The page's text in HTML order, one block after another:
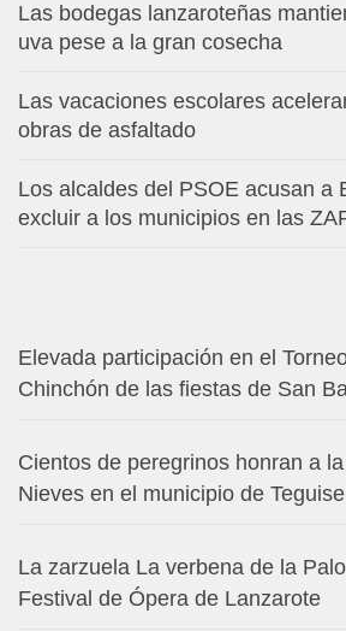
Las bodegas lanzaroteñas
uva pese a la gran cosecha
Las vacaciones escolares
obras de asfaltado
Los alcaldes del PSOE acusan a
excluir a los municipios en las
Elevada participación en el
Chinchón de las fiestas de San
Cientos de peregrinos honran a
Nieves en el municipio de Teguise
La zarzuela La verbena de la
Festival de Ópera de Lanzarote